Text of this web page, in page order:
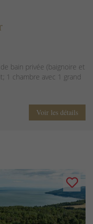
bain privée (baignoire et
1 chambre avec 1 grand
Voir les détails